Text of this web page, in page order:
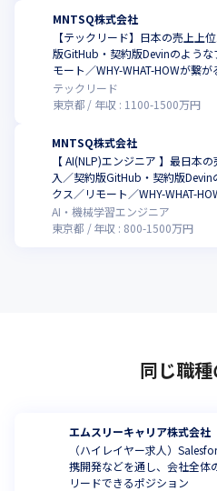
LLM時代の勝ち筋
LLMの革新的な進化を追い風とす
日本の４大法律事務所の3/4と資本
事業会社では確保難しい「専門性
さ」「継続的なメンテナンス」は
▼独自のデータ
最初のサービスが「法務部門のデ
MNTSQは契約特化のデータを、
しています。
ドメイン特化のLLMモデルの開発
期待できる領域です。
MNTSQ株式会社
【テックリード】日本の売上上
版GitHub・契約版Devinのよう
モート／WHY-WHAT-HOWが繋
も書く弁護士でエンジニアのリス
テックリード
東京都
年収 : 1100-1500万円
MNTSQ株式会社
【 AI(NLP)エンジニア 】最日本
入／契約版GitHub・契約版
クス／リモート／WHY-WHAT-
はコードも書く弁護士でエンジニ
AI・機械学習エンジニア
東京都
年収 : 800-1500万円
同じ職
エムスリーキャリア株式会社
（ハイレイヤー求人）
携開発などを通し、会社全体
リードできるポジション